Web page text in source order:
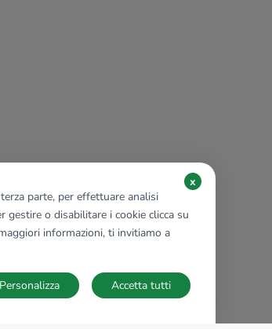
parte, per effettuare analisi
gestire o disabilitare i cookie clicca su
informazioni, ti invitiamo a
x
Accetta tutti
Personalizza